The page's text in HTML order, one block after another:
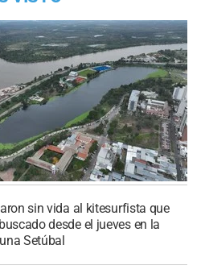
sin vida al kitesurfista que
desde el jueves en la
Setúbal